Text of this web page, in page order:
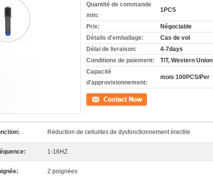
Quantité de commande
min:
1PCS
Prix:
Négociable
Détails d'emballage:
Cas de vol
Délai de livraison:
4-7days
Conditions de paiement:
T/T, Western Union
Capacité
d'approvisionnement:
mois 100PCS/Per
Contact
Réduction de cellulites de dysfonctionnement érectile
1-16HZ
2 poignées